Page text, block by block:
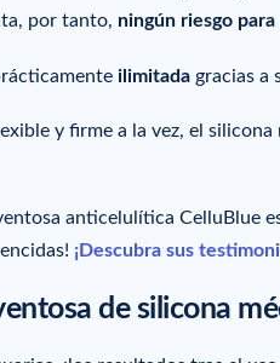
por tanto, ningún riesgo para
ilimitada gracias a
y firme a la vez, el
anticelulítica CelluBlue
¡Descubra sus
de silicona